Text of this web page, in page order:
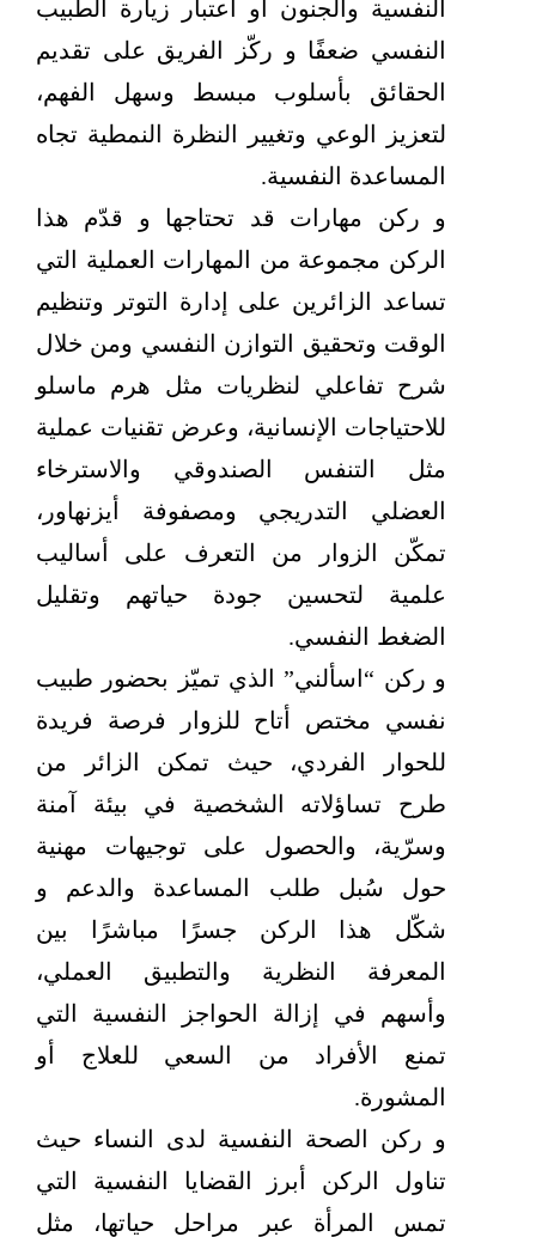
النفسية والجنون أو اعتبار زيارة الطبيب
النفسي ضعفًا و ركّز الفريق على تقديم
الحقائق بأسلوب مبسط وسهل الفهم،
لتعزيز الوعي وتغيير النظرة النمطية تجاه
المساعدة النفسية.
و ركن مهارات قد تحتاجها و قدّم هذا
الركن مجموعة من المهارات العملية التي
تساعد الزائرين على إدارة التوتر وتنظيم
الوقت وتحقيق التوازن النفسي ومن خلال
شرح تفاعلي لنظريات مثل هرم ماسلو
للاحتياجات الإنسانية، وعرض تقنيات عملية
مثل التنفس الصندوقي والاسترخاء
العضلي التدريجي ومصفوفة أيزنهاور،
تمكّن الزوار من التعرف على أساليب
علمية لتحسين جودة حياتهم وتقليل
الضغط النفسي.
و ركن “اسألني” الذي تميّز بحضور طبيب
نفسي مختص أتاح للزوار فرصة فريدة
للحوار الفردي، حيث تمكن الزائر من
طرح تساؤلاته الشخصية في بيئة آمنة
وسرّية، والحصول على توجيهات مهنية
حول سُبل طلب المساعدة والدعم و
شكّل هذا الركن جسرًا مباشرًا بين
المعرفة النظرية والتطبيق العملي،
وأسهم في إزالة الحواجز النفسية التي
تمنع الأفراد من السعي للعلاج أو
المشورة.
و ركن الصحة النفسية لدى النساء حيث
تناول الركن أبرز القضايا النفسية التي
تمس المرأة عبر مراحل حياتها، مثل